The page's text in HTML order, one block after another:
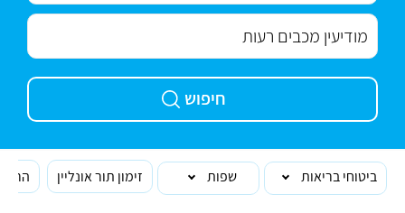
חיפוש
ביטוחי בריאות שפות זימון תור אונליין